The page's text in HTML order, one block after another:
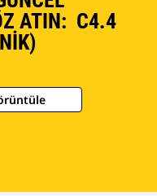
ATIN: C4.4